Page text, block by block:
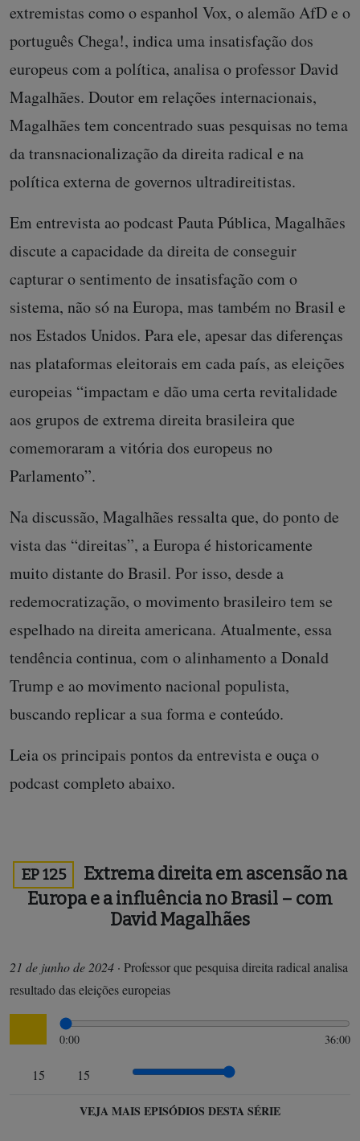
extremistas como o espanhol Vox, o alemão AfD e o
português Chega!, indica uma insatisfação dos
europeus com a política, analisa o professor David
Magalhães. Doutor em relações internacionais,
Magalhães tem concentrado suas pesquisas no tema
da transnacionalização da direita radical e na
política externa de governos ultradireitistas.
Em entrevista ao podcast Pauta Pública, Magalhães
discute a capacidade da direita de conseguir
capturar o sentimento de insatisfação com o
sistema, não só na Europa, mas também no Brasil e
nos Estados Unidos. Para ele, apesar das diferenças
nas plataformas eleitorais em cada país, as eleições
europeias “impactam e dão uma certa revitalidade
aos grupos de extrema direita brasileira que
comemoraram a vitória dos europeus no
Parlamento”.
Na discussão, Magalhães ressalta que, do ponto de
vista das “direitas”, a Europa é historicamente
muito distante do Brasil. Por isso, desde a
redemocratização, o movimento brasileiro tem se
espelhado na direita americana. Atualmente, essa
tendência continua, com o alinhamento a Donald
Trump e ao movimento nacional populista,
buscando replicar a sua forma e conteúdo.
Leia os principais pontos da entrevista e ouça o
podcast completo abaixo.
EP 125
Extrema direita em ascensão na
Europa e a influência no Brasil – com
David Magalhães
21 de junho de 2024 · Professor que pesquisa direita radical analisa
resultado das eleições europeias
0:00 36:00
15 15
VEJA MAIS EPISÓDIOS DESTA SÉRIE